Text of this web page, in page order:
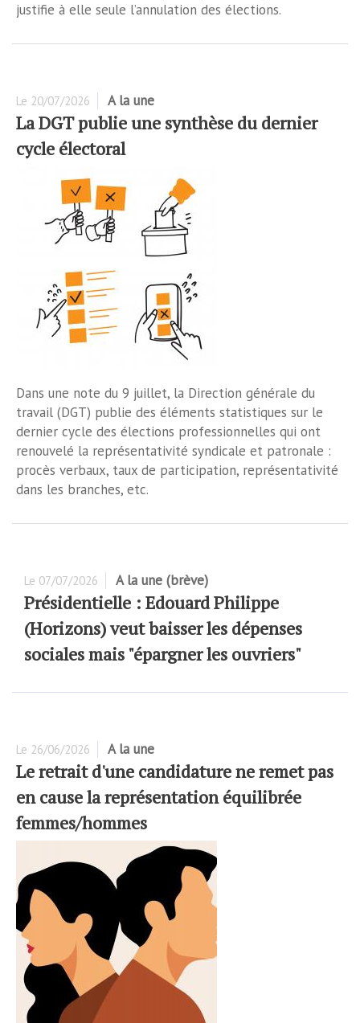
justifie à elle seule l’annulation des élections.
Le 20/07/2026 A la une
La DGT publie une synthèse du dernier
cycle électoral
Dans une note du 9 juillet, la Direction générale du
travail (DGT) publie des éléments statistiques sur le
dernier cycle des élections professionnelles qui ont
renouvelé la représentativité syndicale et patronale :
procès verbaux, taux de participation, représentativité
dans les branches, etc.
Le 07/07/2026 A la une (brève)
Présidentielle : Edouard Philippe
(Horizons) veut baisser les dépenses
sociales mais "épargner les ouvriers"
Le 26/06/2026 A la une
Le retrait d'une candidature ne remet pas
en cause la représentation équilibrée
femmes/hommes